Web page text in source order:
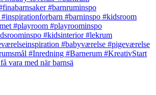
vara med när barnsä